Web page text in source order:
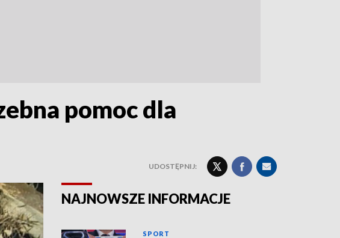
pomoc dla
UDOSTĘPNIJ:
NAJNOWSZE INFORMACJE
SPORT